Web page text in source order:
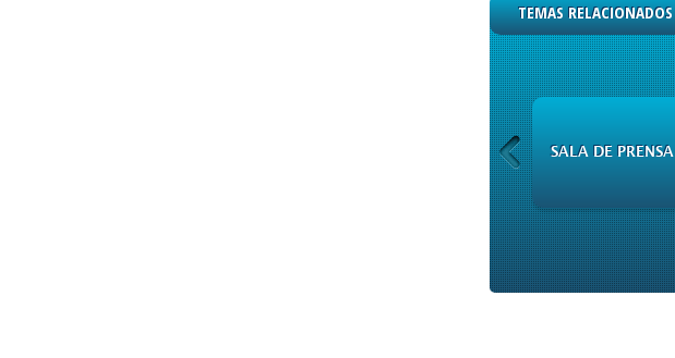
TEMAS RELACIONADOS
SALA DE PRENSA